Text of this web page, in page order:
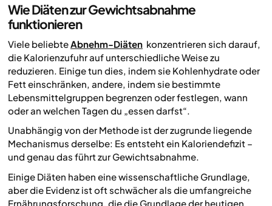
Wie Diäten zur Gewichtsabnahme
funktionieren
Viele beliebteAbnehm-Diäten konzentrieren sich darauf,
die Kalorienzufuhr auf unterschiedliche Weise zu
reduzieren. Einige tun dies, indem sie Kohlenhydrate oder
Fett einschränken, andere, indem sie bestimmte
Lebensmittelgruppen begrenzen oder festlegen, wann
oder an welchen Tagen du „essen darfst“.
Unabhängig von der Methode ist der zugrunde liegende
Mechanismus derselbe: Es entsteht ein Kaloriendefizit –
und genau das führt zur Gewichtsabnahme.
Einige Diäten haben eine wissenschaftliche Grundlage,
aber die Evidenz ist oft schwächer als die umfangreiche
Ernährungsforschung, die die Grundlage der heutigen